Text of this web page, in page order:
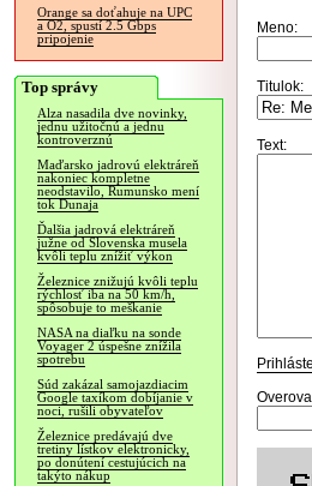
Orange sa doťahuje na UPC
a O2, spustí 2.5 Gbps
pripojenie
Top správy
Alza nasadila dve novinky,
jednu užitočnú a jednu
kontroverznú
Maďarsko jadrovú elektráreň
nakoniec kompletne
neodstavilo, Rumunsko mení
tok Dunaja
Ďalšia jadrová elektráreň
južne od Slovenska musela
kvôli teplu znížiť výkon
Železnice znižujú kvôli teplu
rýchlosť iba na 50 km/h,
spôsobuje to meškanie
NASA na diaľku na sonde
Voyager 2 úspešne znížila
spotrebu
Súd zakázal samojazdiacim
Google taxíkom dobíjanie v
noci, rušili obyvateľov
Železnice predávajú dve
tretiny lístkov elektronicky,
po donútení cestujúcich na
takýto nákup
Meno:
Titulok:
Text: